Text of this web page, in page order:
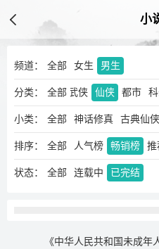
小
频道： 全部 女生 男生
分类： 全部
玄幻 奇幻 武侠 仙侠 都市
小类： 全部 神话修真 古典仙侠
排序： 全部 人气榜 畅销榜 推
状态： 全部 连载中 已完结
《中华人民共和国未成年